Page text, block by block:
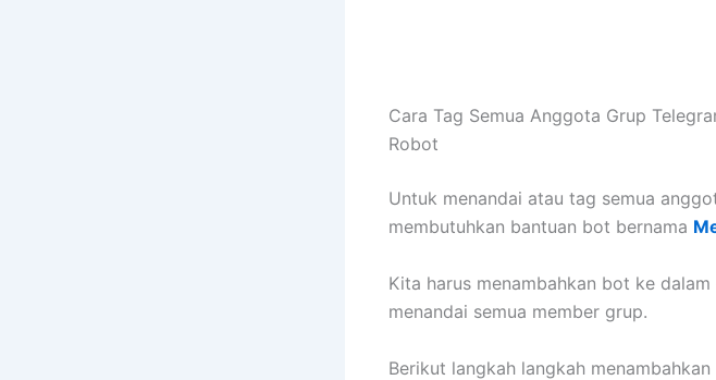
Cara Tag Semua Anggota Grup
Robot
Untuk menandai atau tag semua
membutuhkan bantuan bot bernama
Kita harus menambahkan bot ke
menandai semua member grup.
Berikut langkah langkah